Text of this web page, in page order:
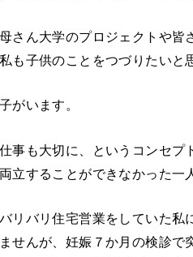
さん大学のプロジェクトや皆
も子供のことをつづりたいと
がいます。
事も大切に、というコンセ
立することができなかった一
リバリ住宅営業をしていた
せんが、妊娠７か月の検診